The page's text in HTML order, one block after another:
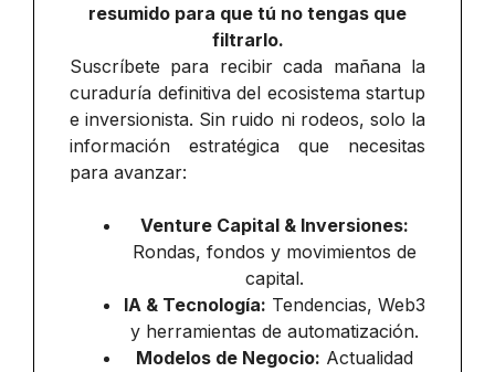
resumido para que tú no tengas que
filtrarlo.
Suscríbete para recibir cada mañana la
curaduría definitiva del ecosistema startup
e inversionista. Sin ruido ni rodeos, solo la
información estratégica que necesitas
para avanzar:
Venture Capital & Inversiones:
Rondas, fondos y movimientos de
capital.
IA & Tecnología: Tendencias, Web3
y herramientas de automatización.
Modelos de Negocio: Actualidad